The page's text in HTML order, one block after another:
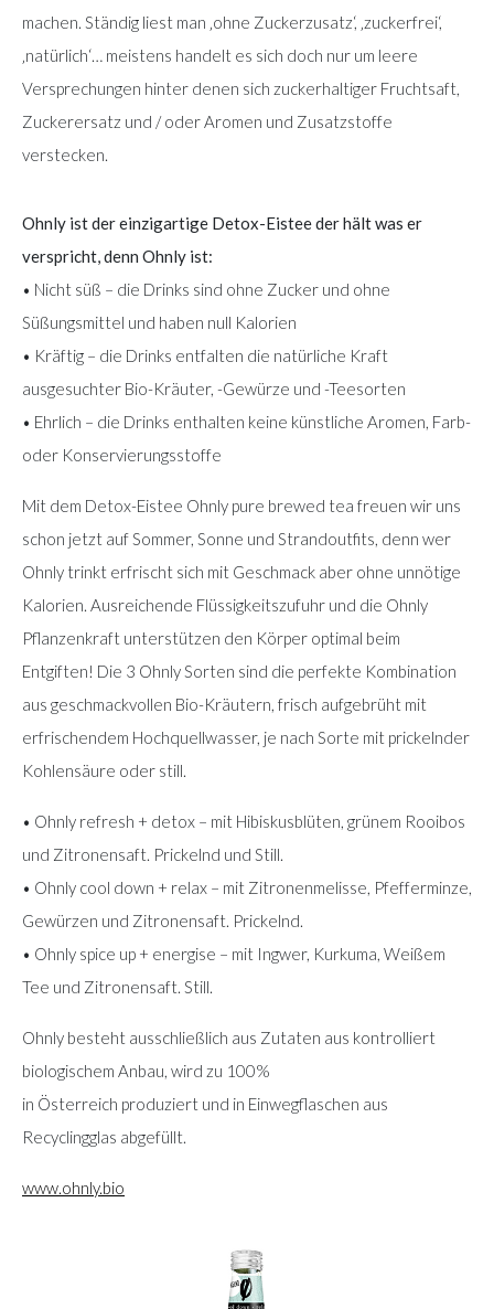
machen. Ständig liest man ‚ohne Zuckerzusatz‘, ‚zuckerfrei‘,
‚natürlich‘… meistens handelt es sich doch nur um leere
Versprechungen hinter denen sich zuckerhaltiger Fruchtsaft,
Zuckerersatz und / oder Aromen und Zusatzstoffe
verstecken.
Ohnly ist der einzigartige Detox-Eistee der hält was er
verspricht, denn Ohnly ist:
• Nicht süß – die Drinks sind ohne Zucker und ohne
Süßungsmittel und haben null Kalorien
• Kräftig – die Drinks entfalten die natürliche Kraft
ausgesuchter Bio-Kräuter, -Gewürze und -Teesorten
• Ehrlich – die Drinks enthalten keine künstliche Aromen, Farb-
oder Konservierungsstoffe
Mit dem Detox-Eistee Ohnly pure brewed tea freuen wir uns
schon jetzt auf Sommer, Sonne und Strandoutfits, denn wer
Ohnly trinkt erfrischt sich mit Geschmack aber ohne unnötige
Kalorien. Ausreichende Flüssigkeitszufuhr und die Ohnly
Pflanzenkraft unterstützen den Körper optimal beim
Entgiften! Die 3 Ohnly Sorten sind die perfekte Kombination
aus geschmackvollen Bio-Kräutern, frisch aufgebrüht mit
erfrischendem Hochquellwasser, je nach Sorte mit prickelnder
Kohlensäure oder still.
• Ohnly refresh + detox – mit Hibiskusblüten, grünem Rooibos
und Zitronensaft. Prickelnd und Still.
• Ohnly cool down + relax – mit Zitronenmelisse, Pfefferminze,
Gewürzen und Zitronensaft. Prickelnd.
• Ohnly spice up + energise – mit Ingwer, Kurkuma, Weißem
Tee und Zitronensaft. Still.
Ohnly besteht ausschließlich aus Zutaten aus kontrolliert
biologischem Anbau, wird zu 100%
in Österreich produziert und in Einwegflaschen aus
Recyclingglas abgefüllt.
www.ohnly.bio